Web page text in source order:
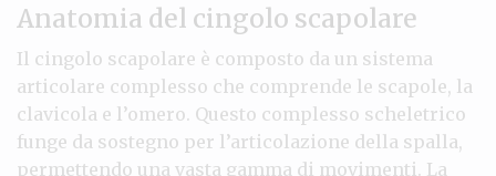
Anatomia del cingolo scapolare
Il cingolo scapolare è composto da un sistema
articolare complesso che comprende le scapole, la
clavicola e l’omero. Questo complesso scheletrico
funge da sostegno per l’articolazione della spalla,
permettendo una vasta gamma di movimenti. La